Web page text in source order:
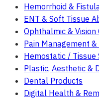
Hemorrhoid &
ENT & Soft Tissue
Ophthalmic & Vision
Pain Management
Hemostatic / Tissue
Plastic, Aesthetic &
Dental Products
Digital Health &